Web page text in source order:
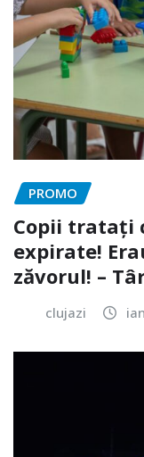
PROMO
Copii tratați
expirate!
zăvorul! –
clujazi